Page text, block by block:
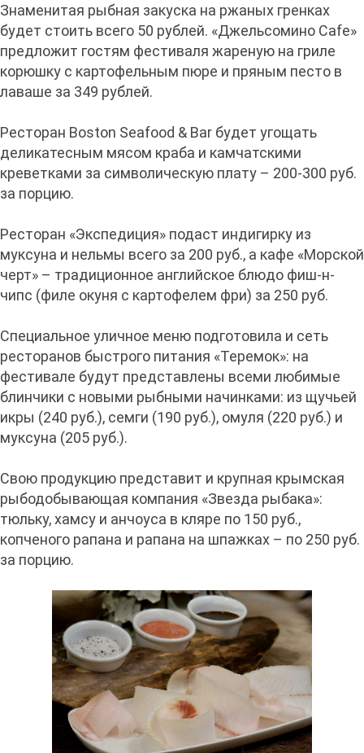
Знаменитая рыбная закуска на ржаных гренках
будет стоить всего 50 рублей. «Джельсомино Cafe»
предложит гостям фестиваля жареную на гриле
корюшку с картофельным пюре и пряным песто в
лаваше за 349 рублей.
Ресторан Boston Seafood & Bar будет угощать
деликатесным мясом краба и камчатскими
креветками за символическую плату – 200-300 руб.
за порцию.
Ресторан «Экспедиция» подаст индигирку из
муксуна и нельмы всего за 200 руб., а кафе «Морской
черт» – традиционное английское блюдо фиш-н-
чипс (филе окуня с картофелем фри) за 250 руб.
Специальное уличное меню подготовила и сеть
ресторанов быстрого питания «Теремок»: на
фестивале будут представлены всеми любимые
блинчики с новыми рыбными начинками: из щучьей
икры (240 руб.), семги (190 руб.), омуля (220 руб.) и
муксуна (205 руб.).
Cвою продукцию представит и крупная крымская
рыбодобывающая компания «Звезда рыбака»:
тюльку, хамсу и анчоуса в кляре по 150 руб.,
копченого рапана и рапана на шпажках – по 250 руб.
за порцию.